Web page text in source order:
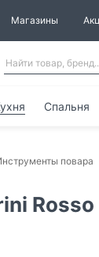
Магазины
Спальня
повара
Rosso